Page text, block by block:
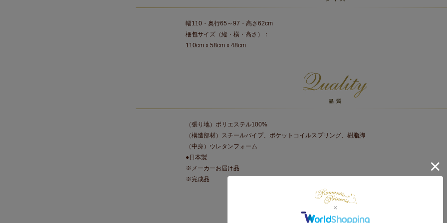
幅110・奥行65～97・高さ62cm
梱包サイズ（縦・横・高さ）：
110cm x 58cm x 48cm
（張り地）ポリエステル100%
（構造部材）スチールパイプ、ポケットコイルスプリング、樹脂脚
（中身）ウレタンフォーム
●日本製
※メーカーお届け品
※完成品